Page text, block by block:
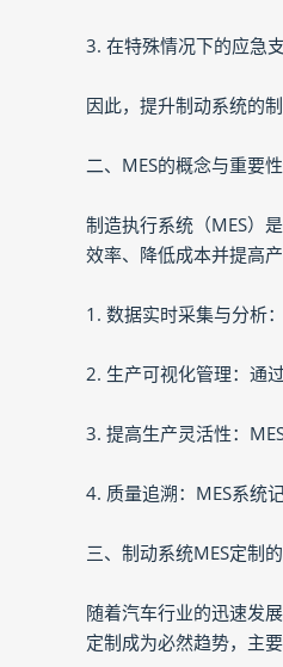
3. 在特殊情况下的应急
因此，提升制动系统的
二、MES的概念与重要性
制造执行系统（MES）
效率、降低成本并提高
1. 数据实时采集与分析
2. 生产可视化管理：通
3. 提高生产灵活性：
4. 质量追溯：MES系统
三、制动系统MES定制
随着汽车行业的迅速发
定制成为必然趋势，主